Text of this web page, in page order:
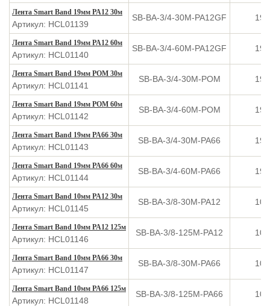
Лента Smart Band 19мм PA12 30м
Артикул: HCL01139
SB-BA-3/4-30M-PA12GF 19
Лента Smart Band 19мм PA12 60м
Артикул: HCL01140
SB-BA-3/4-60M-PA12GF 19
Лента Smart Band 19мм POM 30м
Артикул: HCL01141
SB-BA-3/4-30M-POM 19
Лента Smart Band 19мм POM 60м
Артикул: HCL01142
SB-BA-3/4-60M-POM 19
Лента Smart Band 19мм PA66 30м
Артикул: HCL01143
SB-BA-3/4-30M-PA66 19
Лента Smart Band 19мм PA66 60м
Артикул: HCL01144
SB-BA-3/4-60M-PA66 19
Лента Smart Band 10мм PA12 30м
Артикул: HCL01145
SB-BA-3/8-30M-PA12 10
Лента Smart Band 10мм PA12 125м
Артикул: HCL01146
SB-BA-3/8-125M-PA12 10
Лента Smart Band 10мм PA66 30м
Артикул: HCL01147
SB-BA-3/8-30M-PA66 10
Лента Smart Band 10мм PA66 125м
Артикул: HCL01148
SB-BA-3/8-125M-PA66 10